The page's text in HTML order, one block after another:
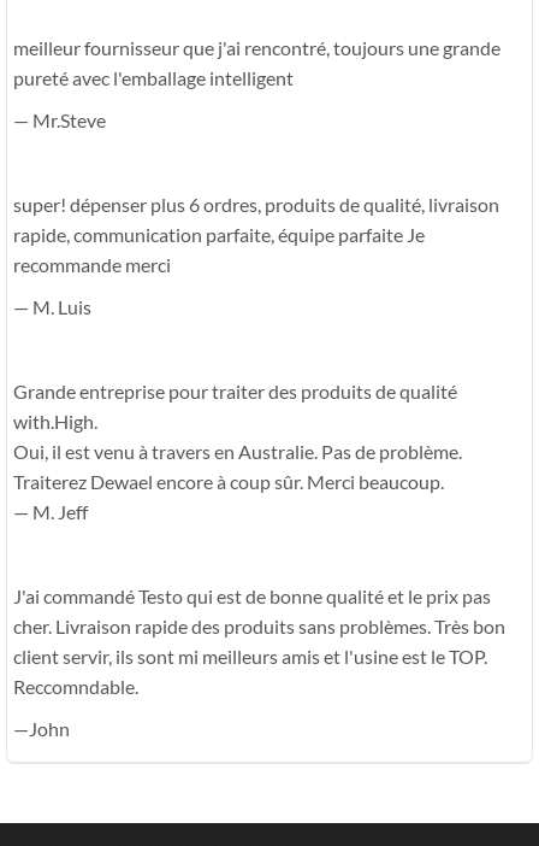
meilleur fournisseur que j'ai rencontré, toujours une grande
pureté avec l'emballage intelligent
— Mr.Steve
super! dépenser plus 6 ordres, produits de qualité, livraison
rapide, communication parfaite, équipe parfaite Je
recommande merci
— M. Luis
Grande entreprise pour traiter des produits de qualité
with.High.
Oui, il est venu à travers en Australie. Pas de problème.
Traiterez Dewael encore à coup sûr. Merci beaucoup.
— M. Jeff
J'ai commandé Testo qui est de bonne qualité et le prix pas
cher. Livraison rapide des produits sans problèmes. Très bon
client servir, ils sont mi meilleurs amis et l'usine est le TOP.
Reccomndable.
—John